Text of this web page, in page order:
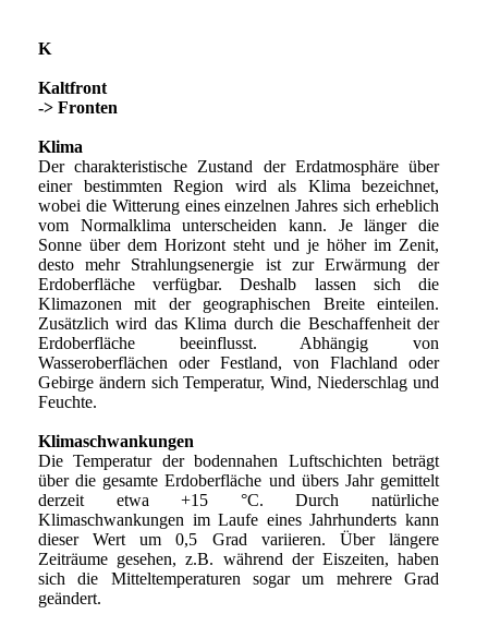
K
Kaltfront
-> Fronten
Klima
Der charakteristische Zustand der Erdatmosphäre über
einer bestimmten Region wird als Klima bezeichnet,
wobei die Witterung eines einzelnen Jahres sich erheblich
vom Normalklima unterscheiden kann. Je länger die
Sonne über dem Horizont steht und je höher im Zenit,
desto mehr Strahlungsenergie ist zur Erwärmung der
Erdoberfläche verfügbar. Deshalb lassen sich die
Klimazonen mit der geographischen Breite einteilen.
Zusätzlich wird das Klima durch die Beschaffenheit der
Erdoberfläche beeinflusst. Abhängig von
Wasseroberflächen oder Festland, von Flachland oder
Gebirge ändern sich Temperatur, Wind, Niederschlag und
Feuchte.
Klimaschwankungen
Die Temperatur der bodennahen Luftschichten beträgt
über die gesamte Erdoberfläche und übers Jahr gemittelt
derzeit etwa +15 °C. Durch natürliche
Klimaschwankungen im Laufe eines Jahrhunderts kann
dieser Wert um 0,5 Grad variieren. Über längere
Zeiträume gesehen, z.B. während der Eiszeiten, haben
sich die Mitteltemperaturen sogar um mehrere Grad
geändert.